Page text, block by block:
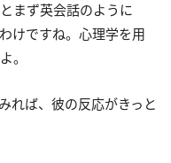
まず英会話のように
けですね。心理学を用
。
れば、彼の反応がきっと